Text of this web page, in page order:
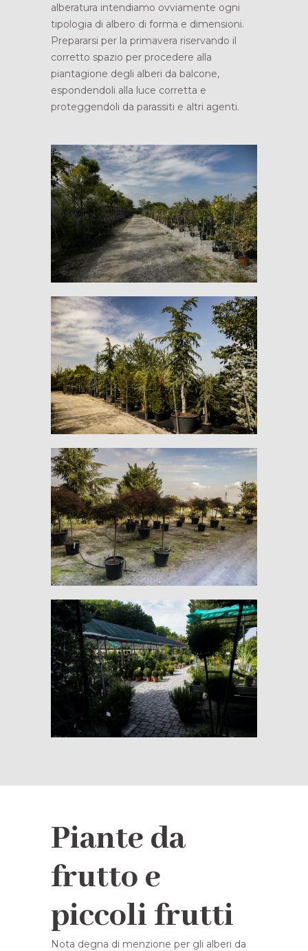
alberatura intendiamo ovviamente ogni
tipologia di albero di forma e dimensioni.
Prepararsi per la primavera riservando il
corretto spazio per procedere alla
piantagione degli alberi da balcone,
espondendoli alla luce corretta e
proteggendoli da parassiti e altri agenti.
Piante da
frutto e
piccoli frutti
Nota degna di menzione per gli alberi da